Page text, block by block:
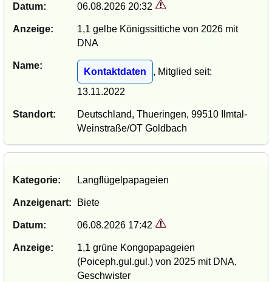
Datum: 06.08.2026 20:32
Anzeige:
1,1 gelbe Königssittiche von 2026 mit
DNA
Name:
Kontaktdaten
, Mitglied seit:
13.11.2022
Standort:
Deutschland, Thueringen, 99510 Ilmtal-
Weinstraße/OT Goldbach
Kategorie: Langflügelpapageien
Anzeigenart: Biete
Datum: 06.08.2026 17:42
Anzeige:
1,1 grüne Kongopapageien
(Poiceph.gul.gul.) von 2025 mit DNA,
Geschwister